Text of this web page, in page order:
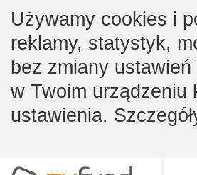
Używamy cookies i
reklamy, statystyk,
bez zmiany
w Twoim urządzeniu
ustawienia.